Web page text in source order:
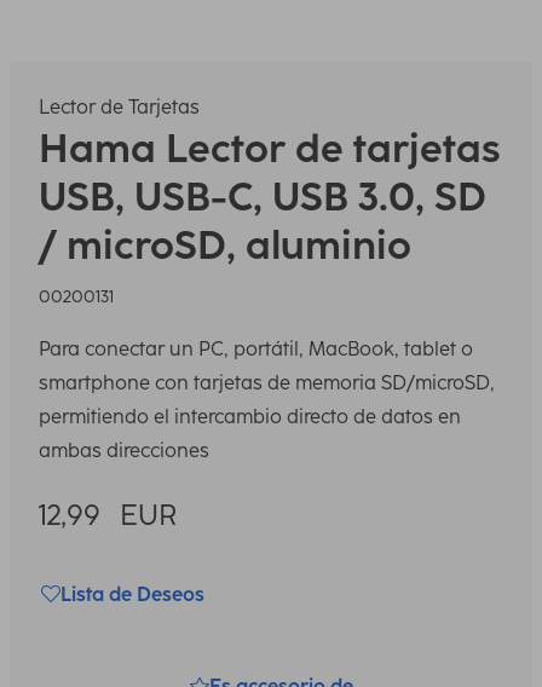
Lector de Tarjetas
Hama Lector de tarjetas
USB, USB-C, USB 3.0, SD
/ microSD, aluminio
00200131
Para conectar un PC, portátil, MacBook, tablet o
smartphone con tarjetas de memoria SD/microSD,
permitiendo el intercambio directo de datos en
ambas direcciones
12,99 EUR
Lista de Deseos